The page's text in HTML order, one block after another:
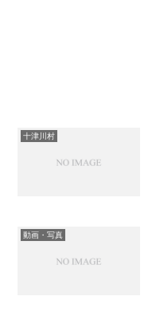
十津川村
動画・写真